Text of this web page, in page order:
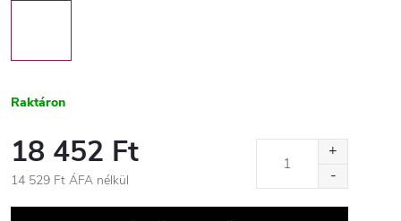
Raktáron
18 452 Ft
14 529 Ft ÁFA nélkül